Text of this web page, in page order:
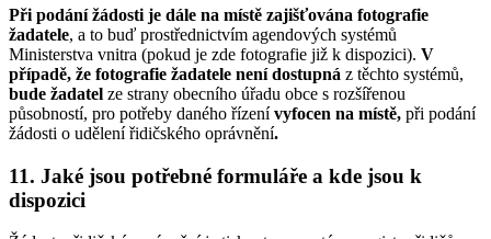
Při podání žádosti je dále na místě zajišťována fotografie
žadatele, a to buď prostřednictvím agendových systémů
Ministerstva vnitra (pokud je zde fotografie již k dispozici). V
případě, že fotografie žadatele není dostupná z těchto systémů,
bude žadatel ze strany obecního úřadu obce s rozšířenou
působností, pro potřeby daného řízenívyfocen na místě, při podání
žádosti o udělení řidičského oprávnění.
11. Jaké jsou potřebné formuláře a kde jsou k
dispozici